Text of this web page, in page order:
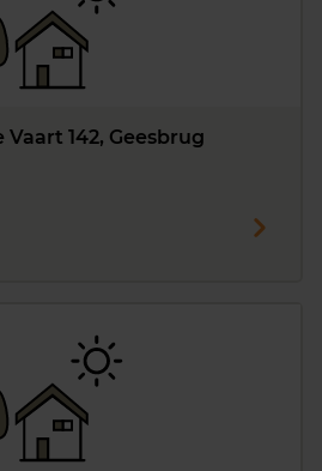
142, Geesbrug